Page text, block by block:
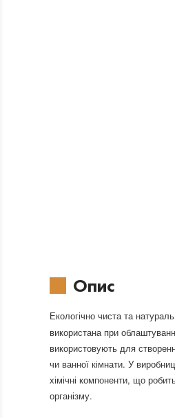
Опис
Екологічно чиста та
використана при
використовують для
чи ванної кімнати. У
хімічні компоненти, що
організму.